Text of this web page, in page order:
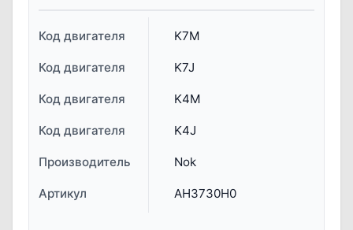
Код двигателя K7M
Код двигателя K7J
Код двигателя K4M
Код двигателя K4J
Производитель Nok
Артикул AH3730H0